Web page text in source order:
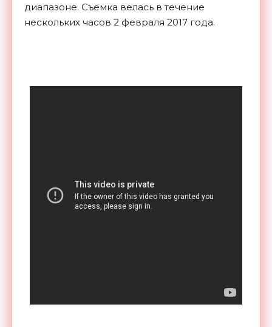
диапазоне. Съемка велась в течение
нескольких часов 2 февраля 2017 года.